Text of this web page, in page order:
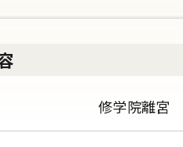
修学院離宮